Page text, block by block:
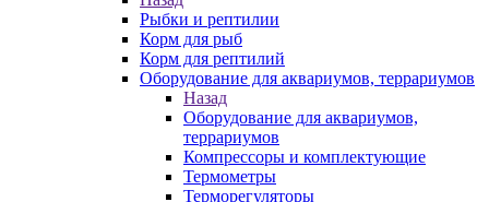
Рыбки и рептилии
Корм для рыб
Корм для рептилий
Оборудование для аквариумов, террариумов
Назад
Оборудование для аквариумов,
террариумов
Компрессоры и комплектующие
Термометры
Терморегуляторы